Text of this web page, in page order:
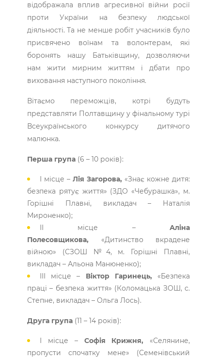
відображала вплив агресивної війни росії
проти України на безпеку людської
діяльності. Та не менше робіт учасників було
присвячено воїнам та волонтерам, які
боронять нашу Батьківщину, дозволяючи
нам жити мирним життям і дбати про
виховання наступного покоління.
Вітаємо переможців, котрі будуть
представляти Полтавщину у фінальному турі
Всеукраїнського конкурсу дитячого
малюнка.
Перша група(6 – 10 років):
І місце – Лія Загорова, «Знає кожне дитя:
безпека рятує життя» (ЗДО «Чебурашка», м.
Горішні Плавні, викладач – Наталія
Мироненко);
ІІ місце –Аліна
Полесовщикова, «Дитинство вкрадене
війною» (СЗОШ №4, м. Горішні Плавні,
викладач – Альона Манюненко);
ІІІ місце – Віктор Гаринець, «Безпека
праці – безпека життя» (Коломацька ЗОШ, с.
Степне, викладач – Ольга Лось).
Друга група(11 – 14 років):
І місце – Софія Крижня, «Селянине,
пропусти спочатку мене» (Семенівський